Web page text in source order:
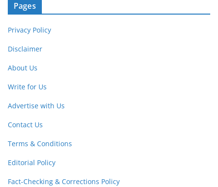
Pages
Privacy Policy
Disclaimer
About Us
Write for Us
Advertise with Us
Contact Us
Terms & Conditions
Editorial Policy
Fact-Checking & Corrections Policy